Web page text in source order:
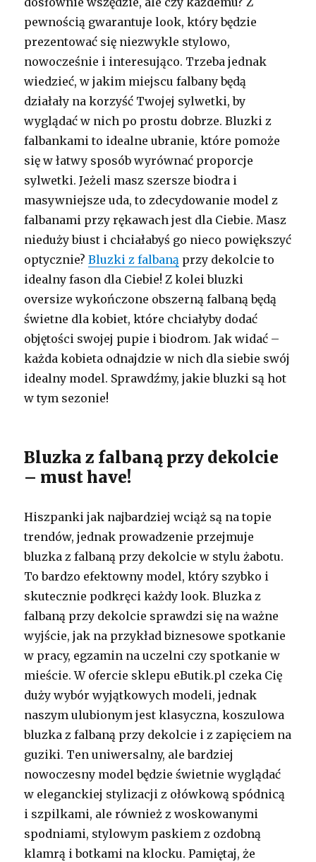
pewnością gwarantuje look, który będzie
prezentować się niezwykle stylowo,
nowocześnie i interesująco. Trzeba jednak
wiedzieć, w jakim miejscu falbany będą
działały na korzyść Twojej sylwetki, by
wyglądać w nich po prostu dobrze. Bluzki z
falbankami to idealne ubranie, które pomoże
się w łatwy sposób wyrównać proporcje
sylwetki. Jeżeli masz szersze biodra i
masywniejsze uda, to zdecydowanie model z
falbanami przy rękawach jest dla Ciebie. Masz
nieduży biust i chciałabyś go nieco powiększyć
optycznie?Bluzki z falbaną przy dekolcie to
idealny fason dla Ciebie! Z kolei bluzki
oversize wykończone obszerną falbaną będą
świetne dla kobiet, które chciałyby dodać
objętości swojej pupie i biodrom. Jak widać –
każda kobieta odnajdzie w nich dla siebie swój
idealny model. Sprawdźmy, jakie bluzki są hot
w tym sezonie!
Bluzka z falbaną przy dekolcie
– must have!
Hiszpanki jak najbardziej wciąż są na topie
trendów, jednak prowadzenie przejmuje
bluzka z falbaną przy dekolcie w stylu żabotu.
To bardzo efektowny model, który szybko i
skutecznie podkręci każdy look. Bluzka z
falbaną przy dekolcie sprawdzi się na ważne
wyjście, jak na przykład biznesowe spotkanie
w pracy, egzamin na uczelni czy spotkanie w
mieście. W ofercie sklepu eButik.pl czeka Cię
duży wybór wyjątkowych modeli, jednak
naszym ulubionym jest klasyczna, koszulowa
bluzka z falbaną przy dekolcie i z zapięciem na
guziki. Ten uniwersalny, ale bardziej
nowoczesny model będzie świetnie wyglądać
w eleganckiej stylizacji z ołówkową spódnicą
i szpilkami, ale również z woskowanymi
spodniami, stylowym paskiem z ozdobną
klamrą i botkami na klocku. Pamiętaj, że